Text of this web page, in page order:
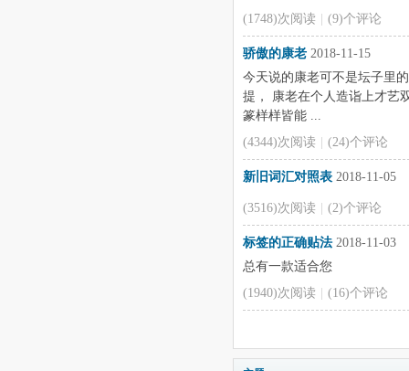
(1748)次阅读 | (9)个评论
骄傲的康老 2018-11-15
今天说的康老可不是坛子里
提， 康老在个人造诣上才艺
篆样样皆能 ...
(4344)次阅读 | (24)个评论
新旧词汇对照表 2018-11-05
(3516)次阅读 | (2)个评论
标签的正确贴法2018-11-03
总有一款适合您
(1940)次阅读 | (16)个评论